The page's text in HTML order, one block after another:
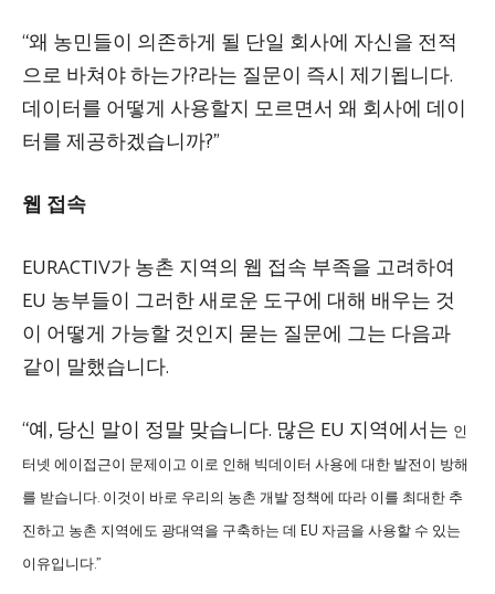
“왜 농민들이 의존하게 될 단일 회사에 자신을 전적
으로 바쳐야 하는가?라는 질문이 즉시 제기됩니다.
데이터를 어떻게 사용할지 모르면서 왜 회사에 데이
터를 제공하겠습니까?”
웹 접속
EURACTIV가 농촌 지역의 웹 접속 부족을 고려하여
EU 농부들이 그러한 새로운 도구에 대해 배우는 것
이 어떻게 가능할 것인지 묻는 질문에 그는 다음과
같이 말했습니다.
“예, 당신 말이 정말 맞습니다. 많은 EU 지역에서는 인
터넷에이접근이 문제이고 이로 인해 빅데이터 사용에 대한 발전이 방해
를 받습니다. 이것이 바로 우리의 농촌 개발 정책에 따라 이를 최대한 추
진하고 농촌 지역에도 광대역을 구축하는 데 EU 자금을 사용할 수 있는
이유입니다.”